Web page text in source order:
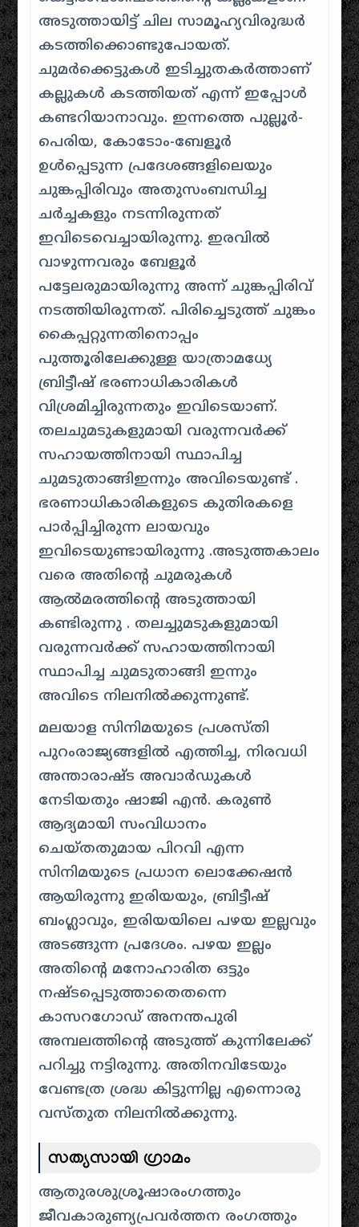
അടുത്തായിട്ട് ചില സാമൂഹ്യവിരുദ്ധർ
കടത്തിക്കൊണ്ടുപോയത്.
ചുമർക്കെട്ടുകൾ ഇടിച്ചുതകർത്താണ്
കല്ലുകൾ കടത്തിയത് എന്ന് ഇപ്പോൾ
കണ്ടറിയാനാവും. ഇന്നത്തെ പുല്ലൂർ-
പെരിയ, കോടോം-ബേളൂർ
ഉൾപ്പെടുന്ന പ്രദേശങ്ങളിലെയും
ചുങ്കപ്പിരിവും അതുസംബന്ധിച്ച
ചർച്ചകളും നടന്നിരുന്നത്
ഇവിടെവെച്ചായിരുന്നു. ഇരവിൽ
വാഴുന്നവരും ബേളൂർ
പട്ടേലരുമായിരുന്നു അന്ന് ചുങ്കപ്പിരിവ്
നടത്തിയിരുന്നത്. പിരിച്ചെടുത്ത് ചുങ്കം
കൈപ്പറ്റുന്നതിനൊപ്പം
പുത്തൂരിലേക്കുള്ള യാത്രാമധ്യേ
ബ്രിട്ടീഷ് ഭരണാധികാരികൾ
വിശ്രമിച്ചിരുന്നതും ഇവിടെയാണ്.
തലചുമടുകളുമായി വരുന്നവർക്ക്
സഹായത്തിനായി സ്ഥാപിച്ച
ചുമടുതാങ്ങിഇന്നും അവിടെയുണ്ട് .
ഭരണാധികാരികളുടെ കുതിരകളെ
പാർപ്പിച്ചിരുന്ന ലായവും
ഇവിടെയുണ്ടായിരുന്നു .അടുത്തകാലം
വരെ അതിന്റെ ചുമരുകൾ
ആൽമരത്തിന്റെ അടുത്തായി
കണ്ടിരുന്നു . തലച്ചുമടുകളുമായി
വരുന്നവർക്ക് സഹായത്തിനായി
സ്ഥാപിച്ച ചുമടുതാങ്ങി ഇന്നും
അവിടെ നിലനിൽക്കുന്നുണ്ട്.
മലയാള സിനിമയുടെ പ്രശസ്തി
പുറംരാജ്യങ്ങളിൽ എത്തിച്ച, നിരവധി
അന്താരാഷ്ട അവാർഡുകൾ
നേടിയതും ഷാജി എൻ. കരുൺ
ആദ്യമായി സംവിധാനം
ചെയ്തതുമായ പിറവി എന്ന
സിനിമയുടെ പ്രധാന ലൊക്കേഷൻ
ആയിരുന്നു ഇരിയയും, ബ്രിട്ടീഷ്
ബംഗ്ലാവും, ഇരിയയിലെ പഴയ ഇല്ലവും
അടങ്ങുന്ന പ്രദേശം. പഴയ ഇല്ലം
അതിന്റെ മനോഹാരിത ഒട്ടും
നഷ്ടപ്പെടുത്താതെതന്നെ
കാസറഗോഡ് അനന്തപുരി
അമ്പലത്തിന്റെ അടുത്ത് കുന്നിലേക്ക്
പറിച്ചു നട്ടിരുന്നു. അതിനവിടേയും
വേണ്ടത്ര ശ്രദ്ധ കിട്ടുന്നില്ല എന്നൊരു
വസ്തുത നിലനിൽക്കുന്നു.
സത്യസായി ഗ്രാമം
ആതുരശുശ്രൂഷാരംഗത്തും
ജീവകാരുണ്യപ്രവർത്തന രംഗത്തും